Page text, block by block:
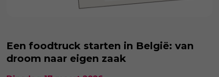
Een foodtruck starten in België: van
droom naar eigen zaak